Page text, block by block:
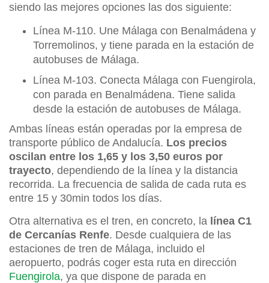
siendo las mejores opciones las dos siguiente:
Línea M-110. Une Málaga con Benalmádena y
Torremolinos, y tiene parada en la estación de
autobuses de Málaga.
Línea M-103. Conecta Málaga con Fuengirola,
con parada en Benalmádena. Tiene salida
desde la estación de autobuses de Málaga.
Ambas líneas están operadas por la empresa de
transporte público de Andalucía. Los precios
oscilan entre los 1,65 y los 3,50 euros por
trayecto, dependiendo de la línea y la distancia
recorrida. La frecuencia de salida de cada ruta es
entre 15 y 30min todos los días.
Otra alternativa es el tren, en concreto, la línea C1
de Cercanías Renfe. Desde cualquiera de las
estaciones de tren de Málaga, incluido el
aeropuerto, podrás coger esta ruta en dirección
Fuengirola, ya que dispone de parada en